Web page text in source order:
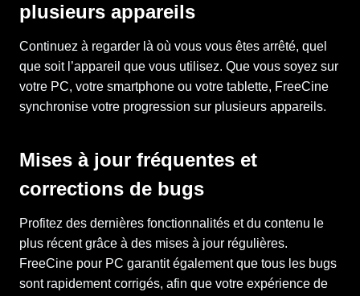
plusieurs appareils
Continuez à regarder là où vous vous êtes arrêté, quel
que soit l’appareil que vous utilisez. Que vous soyez sur
votre PC, votre smartphone ou votre tablette, FreeCine
synchronise votre progression sur plusieurs appareils.
Mises à jour fréquentes et
corrections de bugs
Profitez des dernières fonctionnalités et du contenu le
plus récent grâce à des mises à jour régulières.
FreeCine pour PC garantit également que tous les bugs
sont rapidement corrigés, afin que votre expérience de